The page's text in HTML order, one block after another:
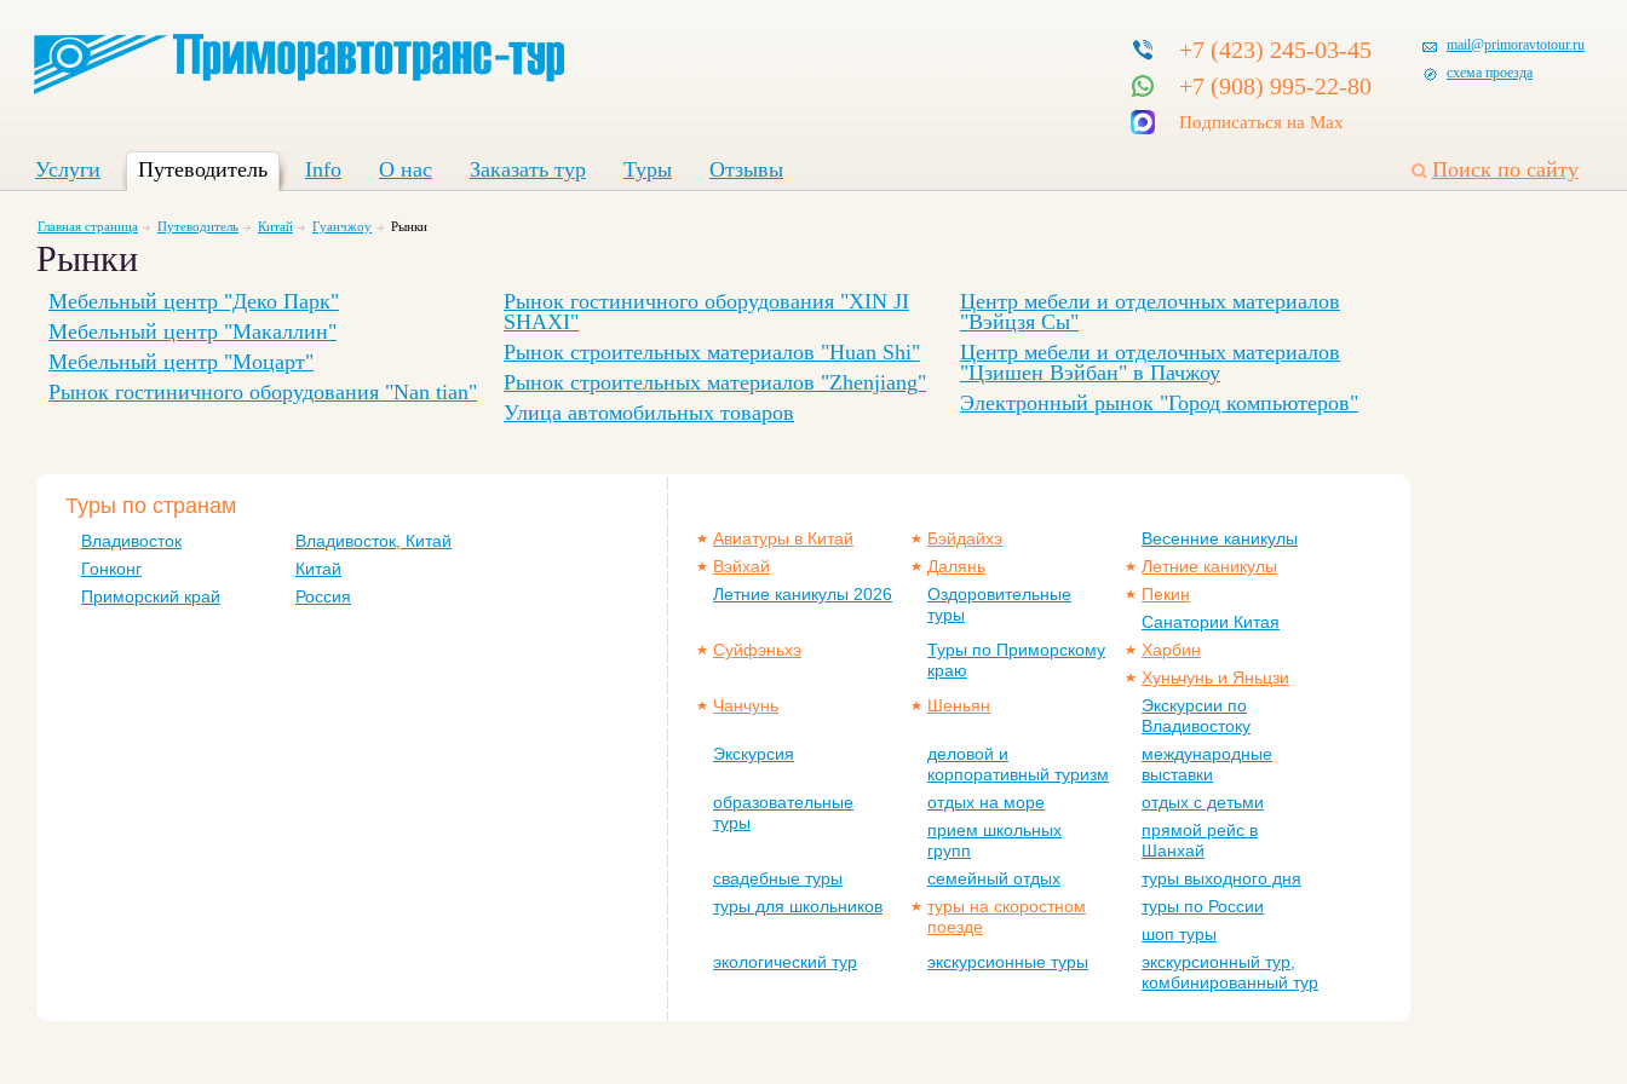
+7 (423) 245-03-45
+7 (908) 995-22-80
Подписаться на Max
mail@primoravtotour.ru
схема проезда
Поиск по сайту
Услуги Путеводитель Info О нас Заказать тур Туры Отзывы
Главная страница Путеводитель Китай Гуанчжоу Рынки
Рынки
Мебельный центр "Деко Парк"
Мебельный центр "Макаллин"
Мебельный центр "Моцарт"
Рынок гостиничного оборудования "Nan tian"
Рынок гостиничного оборудования "XIN JI
SHAXI"
Рынок строительных материалов "Huan Shi"
Рынок строительных материалов "Zhenjiang"
Улица автомобильных товаров
Центр мебели и отделочных материалов
"Вэйцзя Сы"
Центр мебели и отделочных материалов
"Цзишен Вэйбан" в Пачжоу
Электронный рынок "Город компьютеров"
Туры по странам
Владивосток
Владивосток, Китай
Гонконг
Китай
Приморский край
Россия
Авиатуры в Китай Бэйдайхэ
Весенние каникулы
Вэйхай
Далянь
Летние каникулы
Летние каникулы 2026
Оздоровительные
туры
Пекин
Санатории Китая
Суйфэньхэ
Туры по Приморскому
краю
Харбин
Хуньчунь и Яньцзи
Чанчунь
Шеньян
Экскурсии по
Владивостоку
Экскурсия
деловой и
корпоративный туризм
международные
выставки
образовательные
туры
отдых на море
отдых с детьми
прием школьных
групп
прямой рейс в
Шанхай
свадебные туры
семейный отдых
туры выходного дня
туры для школьников
туры на скоростном
поезде
туры по России
шоп туры
экологический тур
экскурсионные туры
экскурсионный тур,
комбинированный тур